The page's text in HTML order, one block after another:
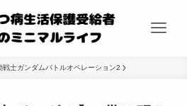
戦士ガンダムバトルオペレーション2